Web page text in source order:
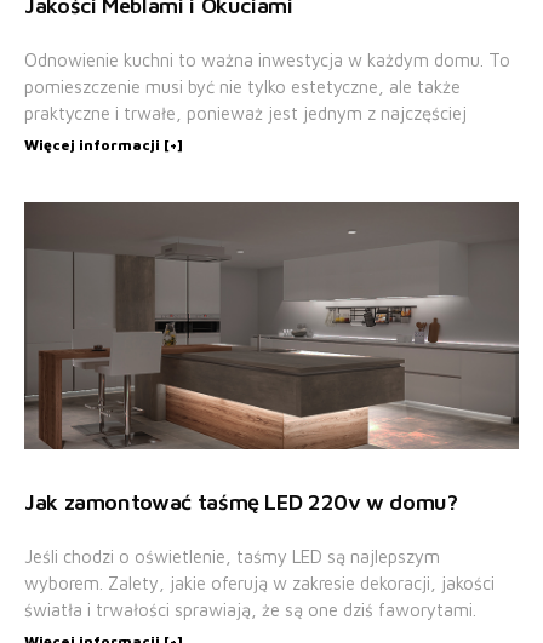
Jakości Meblami i Okuciami
Odnowienie kuchni to ważna inwestycja w każdym domu. To
pomieszczenie musi być nie tylko estetyczne, ale także
praktyczne i trwałe, ponieważ jest jednym z najczęściej
Więcej informacji [+]
Jak zamontować taśmę LED 220v w domu?
Jeśli chodzi o oświetlenie, taśmy LED są najlepszym
wyborem. Zalety, jakie oferują w zakresie dekoracji, jakości
światła i trwałości sprawiają, że są one dziś faworytami.